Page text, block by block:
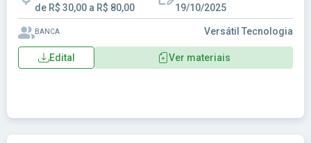
de R$ 30,00 a R$ 80,00 19/10/2025
BANCA Versátil Tecnologia
Edital Ver materiais